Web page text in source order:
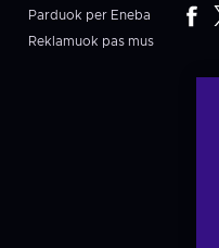
Parduok per Eneba
Reklamuok pas mus